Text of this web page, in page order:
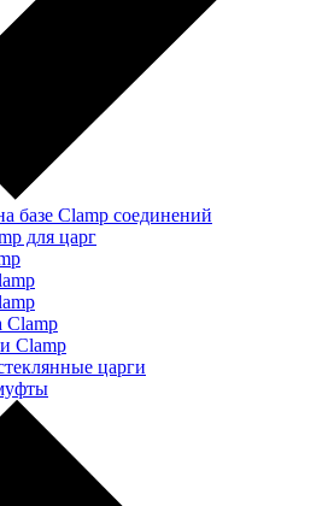
базе Clamp соединений
для царг
Clamp
Clamp
царги